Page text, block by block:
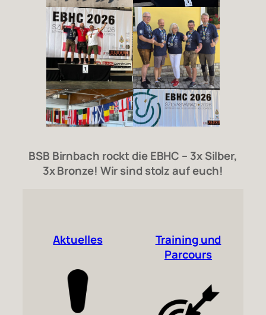
BSB Birnbach rockt die EBHC – 3x Silber,
3x Bronze! Wir sind stolz auf euch!
Aktuelles
Training und
Parcours